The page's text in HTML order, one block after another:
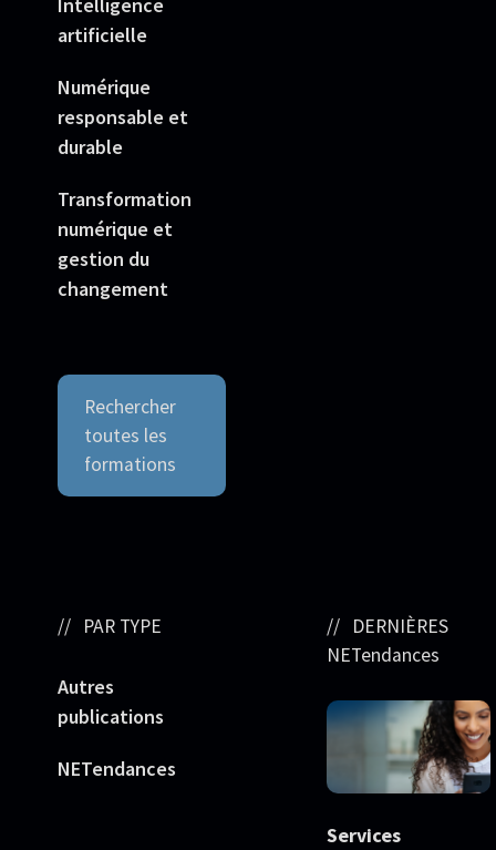
Intelligence
artificielle
Numérique
responsable et
durable
Transformation
numérique et
gestion du
changement
Rechercher
toutes les
formations
PAR TYPE
Autres
publications
NETendances
DERNIÈRES
NETendances
Services